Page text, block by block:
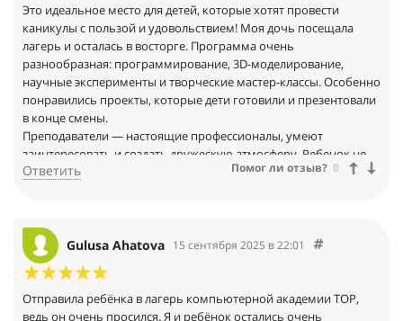
Это идеальное место для детей, которые хотят провести
каникулы с пользой и удовольствием! Моя дочь посещала
лагерь и осталась в восторге. Программа очень
разнообразная: программирование, 3D-моделирование,
научные эксперименты и творческие мастер-классы. Особенно
понравились проекты, которые дети готовили и презентовали
в конце смены.
Преподаватели — настоящие профессионалы, умеют
заинтересовать и создать дружескую атмосферу. Ребенок не
только узнал много нового, но и нашел друзей. Очень
Спасибо академии за отличные каникулы! Обязательно
вернёмся в следующем году.
Ответить Помог ли отзыв? 0
Gulusa Ahatova 15 сентября 2025 в 22:01
Отправила ребёнка в лагерь компьютерной академии ТОР,
ведь он очень просился. Я и ребёнок остались очень